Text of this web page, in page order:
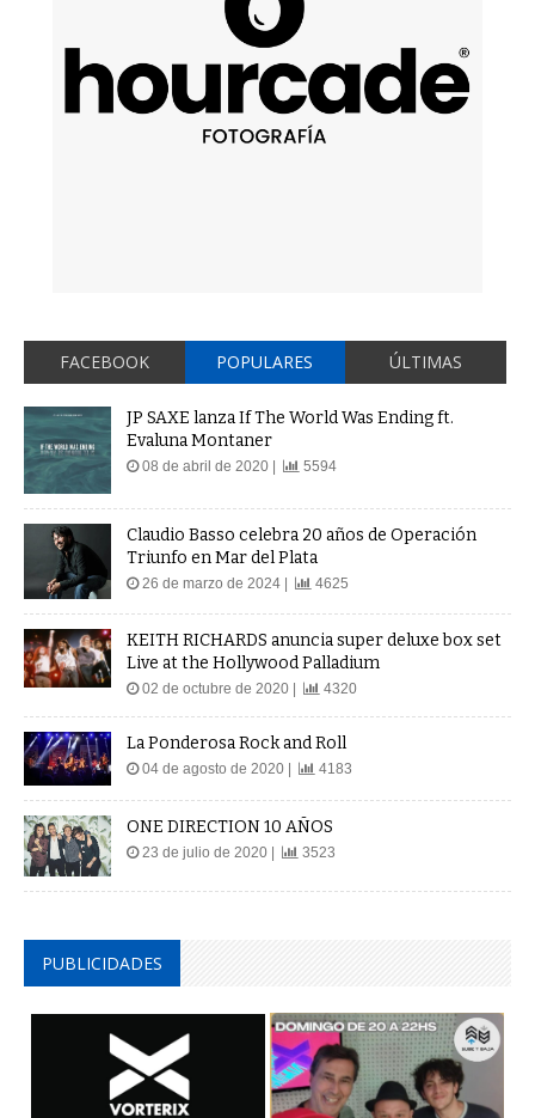
FACEBOOK POPULARES ÚLTIMAS
JP SAXE lanza If The World Was Ending ft.
Evaluna Montaner
08 de abril de 2020 | 5594
Claudio Basso celebra 20 años de Operación
Triunfo en Mar del Plata
26 de marzo de 2024 | 4625
KEITH RICHARDS anuncia super deluxe box set
Live at the Hollywood Palladium
02 de octubre de 2020 | 4320
La Ponderosa Rock and Roll
04 de agosto de 2020 | 4183
ONE DIRECTION 10 AÑOS
23 de julio de 2020 | 3523
PUBLICIDADES